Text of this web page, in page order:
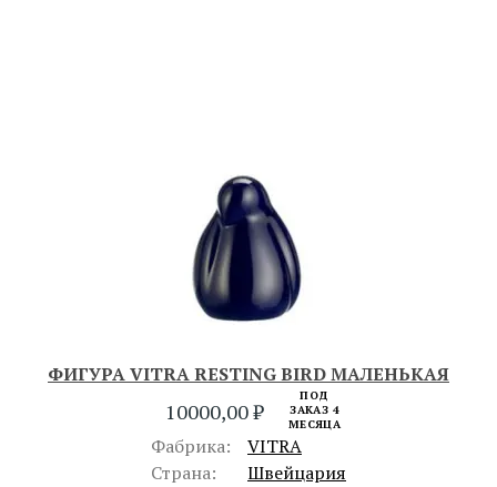
ФИГУРА VITRA RESTING BIRD МАЛЕНЬКАЯ
10000,00₽
ПОД
ЗАКАЗ 4
МЕСЯЦА
Фабрика:
VITRA
Страна:
Швейцария